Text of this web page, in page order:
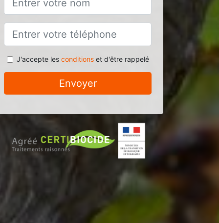
J'accepte les conditionset d'être rappelé
Envoyer